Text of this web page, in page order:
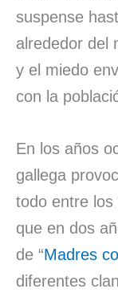
suspense
alrededor del
y el miedo
con la
En los años
gallega
todo entre
que en dos
de “Madres
diferentes